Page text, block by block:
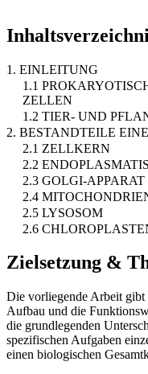
1. EINLEITUNG
1.1
ZELLEN
1.2 TIER- UND
2. BESTANDTEILE
2.1 ZELLKERN
2.2
2.3 GOLGI-APPARAT
2.4
2.5 LYSOSOM
2.6
Zielsetzung &
Die vorliegende Arbeit
Aufbau und die
die grundlegenden
spezifischen Aufgaben
einen biologischen